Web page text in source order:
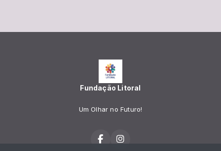
Fundação Litoral
Um Olhar no Futuro!